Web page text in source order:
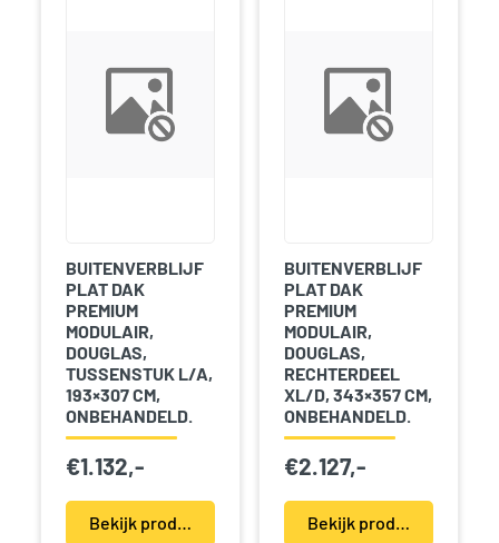
BUITENVERBLIJF
PLAT DAK
PREMIUM
MODULAIR,
DOUGLAS,
TUSSENSTUK L/A,
193×307 CM,
ONBEHANDELD.
€1.132,-
Bekijk product(en)
BUITENVERBLIJF
PLAT DAK
PREMIUM
MODULAIR,
DOUGLAS,
RECHTERDEEL
XL/D, 343×357 CM,
ONBEHANDELD.
€2.127,-
Bekijk product(en)